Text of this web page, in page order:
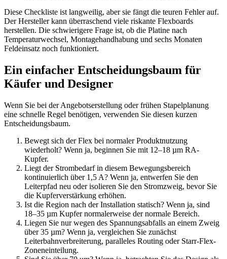
Diese Checkliste ist langweilig, aber sie fängt die teuren Fehler auf.
Der Hersteller kann überraschend viele riskante Flexboards
herstellen. Die schwierigere Frage ist, ob die Platine nach
Temperaturwechsel, Montagehandhabung und sechs Monaten
Feldeinsatz noch funktioniert.
Ein einfacher Entscheidungsbaum für
Käufer und Designer
Wenn Sie bei der Angebotserstellung oder frühen Stapelplanung
eine schnelle Regel benötigen, verwenden Sie diesen kurzen
Entscheidungsbaum.
Bewegt sich der Flex bei normaler Produktnutzung
wiederholt? Wenn ja, beginnen Sie mit 12–18 µm RA-
Kupfer.
Liegt der Strombedarf in diesem Bewegungsbereich
kontinuierlich über 1,5 A? Wenn ja, entwerfen Sie den
Leiterpfad neu oder isolieren Sie den Stromzweig, bevor Sie
die Kupferverstärkung erhöhen.
Ist die Region nach der Installation statisch? Wenn ja, sind
18–35 µm Kupfer normalerweise der normale Bereich.
Liegen Sie nur wegen des Spannungsabfalls an einem Zweig
über 35 µm? Wenn ja, vergleichen Sie zunächst
Leiterbahnverbreiterung, paralleles Routing oder Starr-Flex-
Zoneneinteilung.